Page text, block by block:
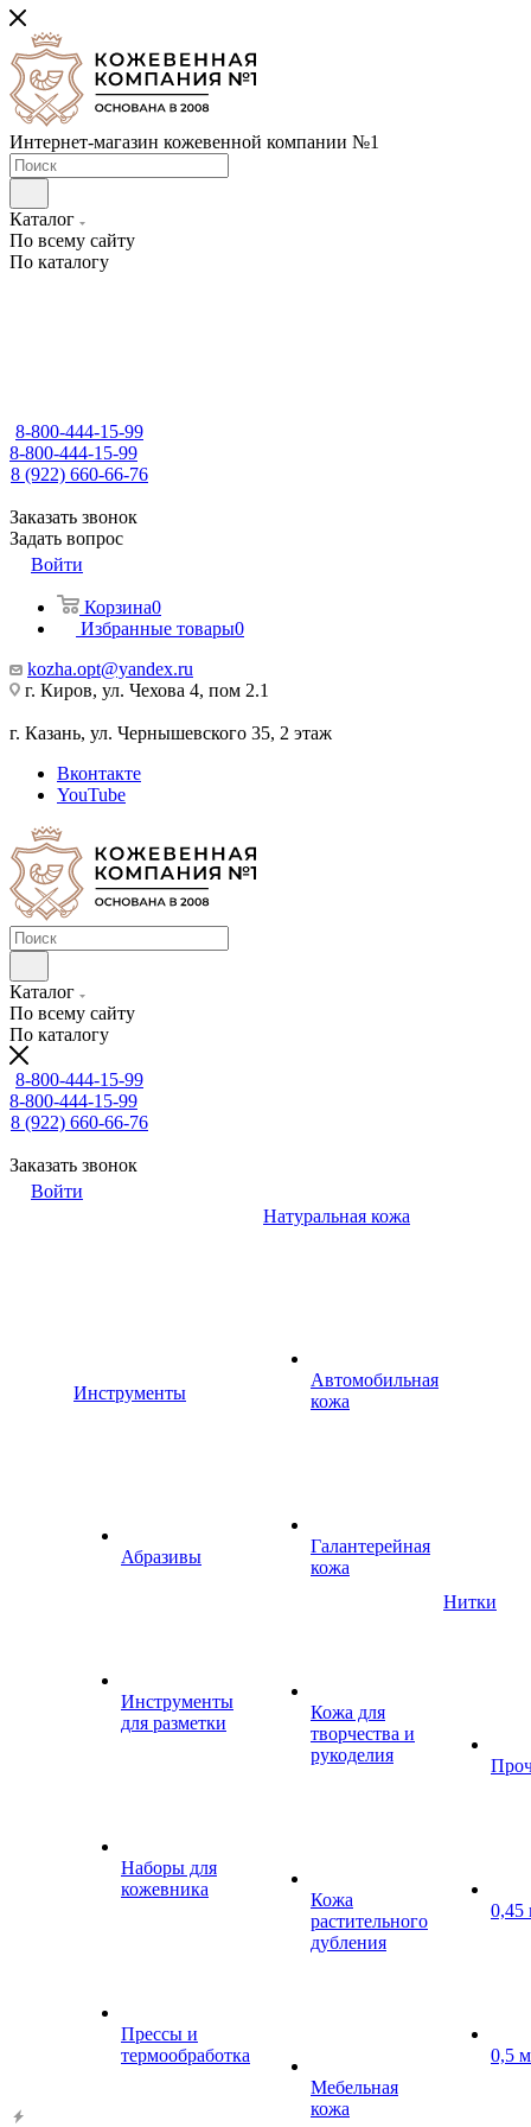
Интернет-магазин кожевенной компании №1
Каталог
По всему сайту
По каталогу
8-800-444-15-99
8-800-444-15-99
8 (922) 660-66-76
Заказать звонок
Задать вопрос
Войти
Корзина0
Избранные товары0
kozha.opt@yandex.ru
г. Киров, ул. Чехова 4, пом 2.1
г. Казань, ул. Чернышевского 35, 2 этаж
Вконтакте
YouTube
Каталог
По всему сайту
По каталогу
8-800-444-15-99
8-800-444-15-99
8 (922) 660-66-76
Заказать звонок
Войти
Инструменты
Абразивы
Инструменты
для разметки
Наборы для
кожевника
Прессы и
термообработка
Натуральная кожа
Автомобильная
кожа
Галантерейная
кожа
Кожа для
творчества и
рукоделия
Кожа
растительного
дубления
Мебельная
кожа
Нитки
0,45
0,5